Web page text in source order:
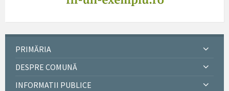
PRIMĂRIA
DESPRE COMUNĂ
INFORMATII PUBLICE